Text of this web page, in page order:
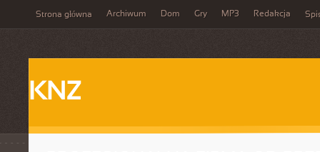
Strona główna Archiwum Dom Gry MP3 Redakcja
KNZ